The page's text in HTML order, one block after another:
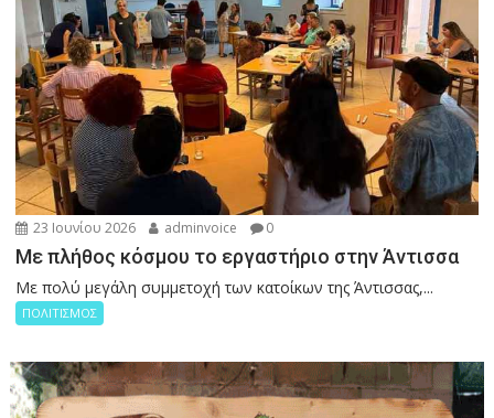
23 Ιουνίου 2026 adminvoice 0
Με πλήθος κόσμου το εργαστήριο στην Άντισσα
Με πολύ μεγάλη συμμετοχή των κατοίκων της Άντισσας,...
ΠΟΛΙΤΙΣΜΟΣ